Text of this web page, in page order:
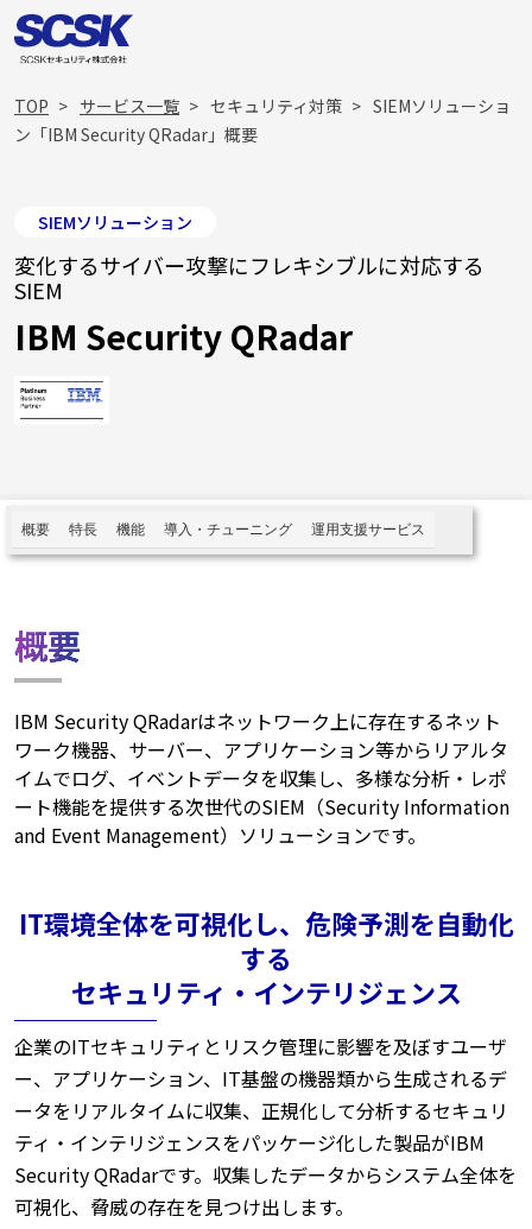
TOP サービス一覧 セキュリティ対策
SIEMソリューショ
ン「IBM Security QRadar」概要
SIEMソリューション
変化するサイバー攻撃にフレキシブルに対応する
SIEM
IBM Security QRadar
概要 特長 機能 導入・チューニング 運用支援サービス
概要
IBM Security QRadarはネットワーク上に存在するネット
ワーク機器、サーバー、アプリケーション等からリアルタ
イムでログ、イベントデータを収集し、多様な分析・レポ
ート機能を提供する次世代のSIEM（Security Information
and Event Management）ソリューションです。
IT環境全体を可視化し、危険予測を自動化
する
セキュリティ・インテリジェンス
企業のITセキュリティとリスク管理に影響を及ぼすユーザ
ー、アプリケーション、IT基盤の機器類から生成されるデ
ータをリアルタイムに収集、正規化して分析するセキュリ
ティ・インテリジェンスをパッケージ化した製品がIBM
Security QRadarです。収集したデータからシステム全体を
可視化、脅威の存在を見つけ出します。